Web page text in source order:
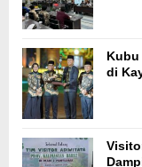
Kubu
di